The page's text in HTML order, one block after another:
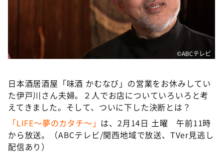
©ABCテレビ
日本酒居酒屋「味酒 かむなび」の営業をお休みしてい
た伊戸川さん夫婦。２人でお店についていろいろと考
えてきました。そして、ついに下した決断とは？
「LIFE～夢のカタチ～」 は、2月14日 土曜 午前11時
から放送。（ABCテレビ/関西地域で放送、TVer見逃し
配信あり）